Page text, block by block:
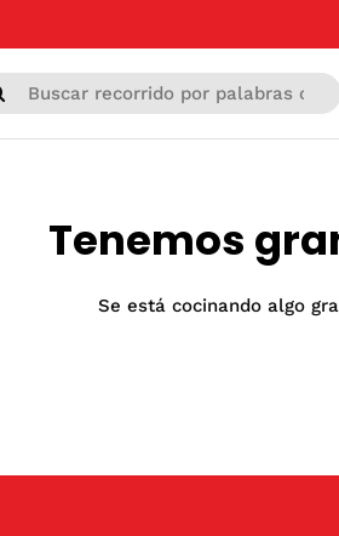
Tenemos
Se está cocinando algo